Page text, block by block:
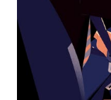
kalenderen.